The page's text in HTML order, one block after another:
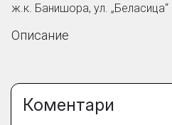
ж.к. Банишора, ул.
Описание
Коментари